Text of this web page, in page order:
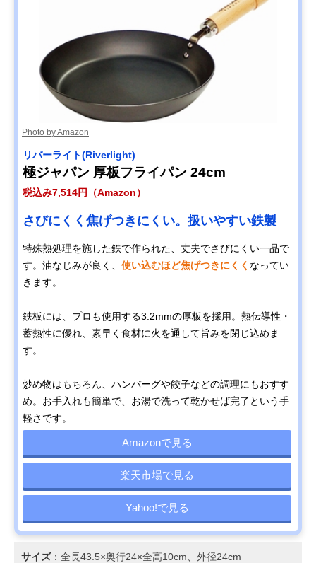
Photo by Amazon
リバーライト(Riverlight)
極ジャパン 厚板フライパン 24cm
税込み7,514円（Amazon）
さびにくく焦げつきにくい。扱いやすい鉄製
特殊熱処理を施した鉄で作られた、丈夫でさびにくい一品で
す。油なじみが良く、 使い込むほど焦げつきにくく なってい
きます。
鉄板には、プロも使用する3.2mmの厚板を採用。熱伝導性・
蓄熱性に優れ、素早く食材に火を通して旨みを閉じ込めま
す。
炒め物はもちろん、ハンバーグや餃子などの調理にもおすす
め。お手入れも簡単で、お湯で洗って乾かせば完了という手
軽さです。
Amazonで見る
楽天市場で見る
Yahoo!で見る
サイズ：全長43.5×奥行24×全高10cm、外径24cm